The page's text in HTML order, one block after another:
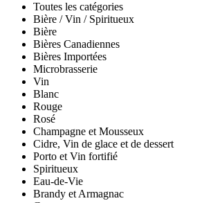
Toutes les catégories
Bière / Vin / Spiritueux
Bière
Bières Canadiennes
Bières Importées
Microbrasserie
Vin
Blanc
Rouge
Rosé
Champagne et Mousseux
Cidre, Vin de glace et de dessert
Porto et Vin fortifié
Spiritueux
Eau-de-Vie
Brandy et Armagnac